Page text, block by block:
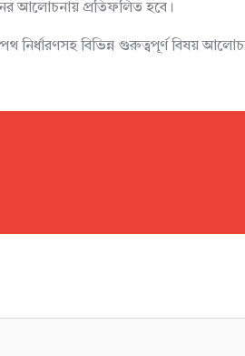
আলোচনায় প্রতিফলিত হবে।
নির্ধারণসহ বিভিন্ন গুরুত্বপূর্ণ বিষয়